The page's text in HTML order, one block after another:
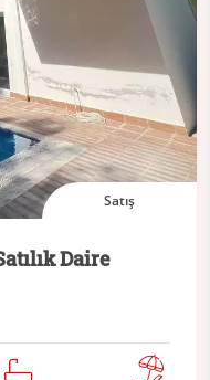
Satış
Daire